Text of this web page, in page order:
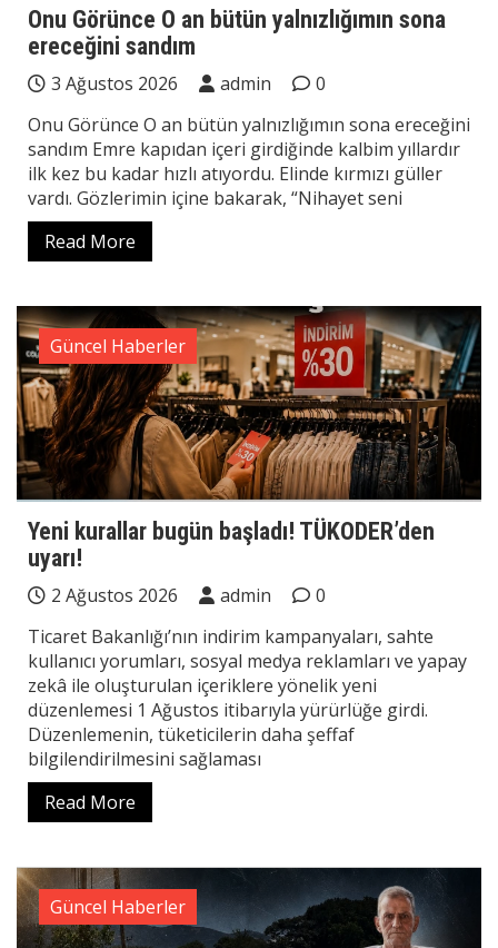
Onu Görünce O an bütün yalnızlığımın sona
ereceğini sandım
3 Ağustos 2026 admin
0
Onu Görünce O an bütün yalnızlığımın sona ereceğini
sandım Emre kapıdan içeri girdiğinde kalbim yıllardır
ilk kez bu kadar hızlı atıyordu. Elinde kırmızı güller
vardı. Gözlerimin içine bakarak, “Nihayet seni
Read More
Güncel Haberler
Yeni kurallar bugün başladı! TÜKODER’den
uyarı!
2 Ağustos 2026 admin
0
Ticaret Bakanlığı’nın indirim kampanyaları, sahte
kullanıcı yorumları, sosyal medya reklamları ve yapay
zekâ ile oluşturulan içeriklere yönelik yeni
düzenlemesi 1 Ağustos itibarıyla yürürlüğe girdi.
Düzenlemenin, tüketicilerin daha şeffaf
bilgilendirilmesini sağlaması
Read More
Güncel Haberler